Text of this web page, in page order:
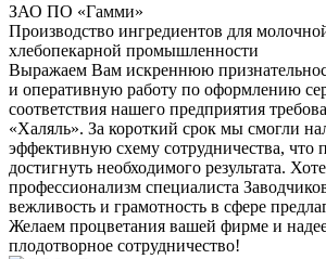
ЗАО ПО «Гамми»
Производство ингредиентов для
хлебопекарной промышленности
Выражаем Вам искреннюю
и оперативную работу по оформлению
соответствия нашего предприятия
«Халяль». За короткий срок мы смогли
эффективную схему сотрудничества, что
достигнуть необходимого результата.
профессионализм специалиста
вежливость и грамотность в сфере
Желаем процветания вашей фирме и
плодотворное сотрудничество!